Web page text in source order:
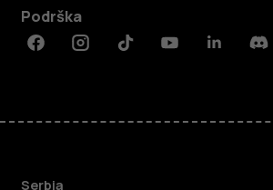
Podrška
FacebookInstagramTiktokYoutubeLinkedin
Serbia